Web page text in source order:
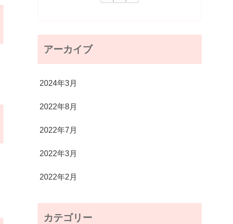
アーカイブ
2024年3月
2022年8月
2022年7月
2022年3月
2022年2月
カテゴリー